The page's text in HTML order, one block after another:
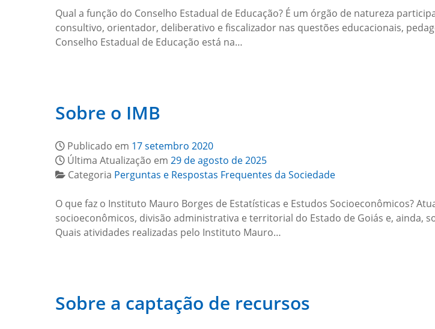
Qual a função do Conselho Estadual de Educação? É um órgão de natureza
consultivo, orientador, deliberativo e fiscalizador nas questões educacionais,
Conselho Estadual de Educação está na…
Sobre o IMB
Publicado em 17 setembro 2020
Última Atualização em 29 de agosto de 2025
Categoria Perguntas e Respostas Frequentes da Sociedade
O que faz o Instituto Mauro Borges de Estatísticas e Estudos Socioeconômicos?
socioeconômicos, divisão administrativa e territorial do Estado de Goiás e,
Quais atividades realizadas pelo Instituto Mauro…
Sobre a captação de recursos